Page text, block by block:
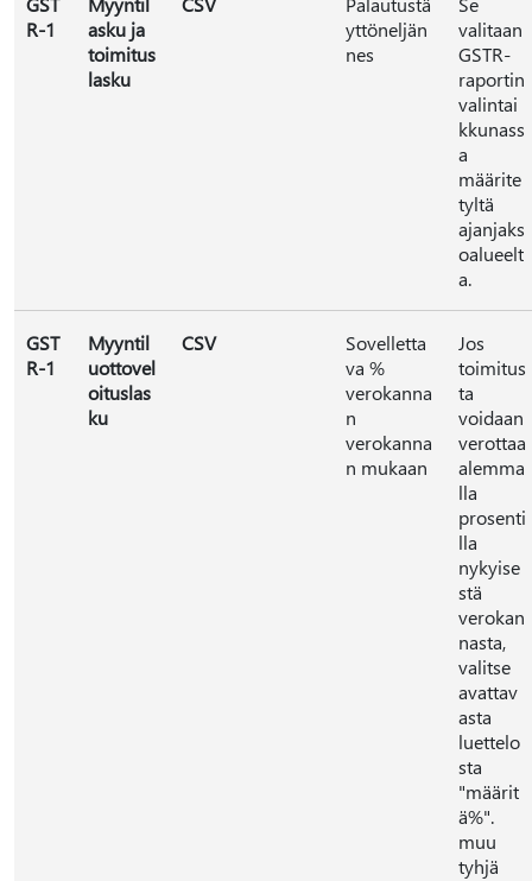
R-1
asku ja
toimitus
lasku
yttöneljän
nes
valitaan
GSTR-
raportin
valintai
kkunass
a
määrite
tyltä
ajanjaks
oalueelt
a.
GST
R-1
Myyntil
uottovel
oituslas
ku
CSV
Sovelletta
va %
verokanna
n
verokanna
n mukaan
Jos
toimitus
ta
voidaan
verottaa
alemma
lla
prosenti
lla
nykyise
stä
verokan
nasta,
valitse
avattav
asta
luettelo
sta
"määrit
ä%".
muu
tyhjä